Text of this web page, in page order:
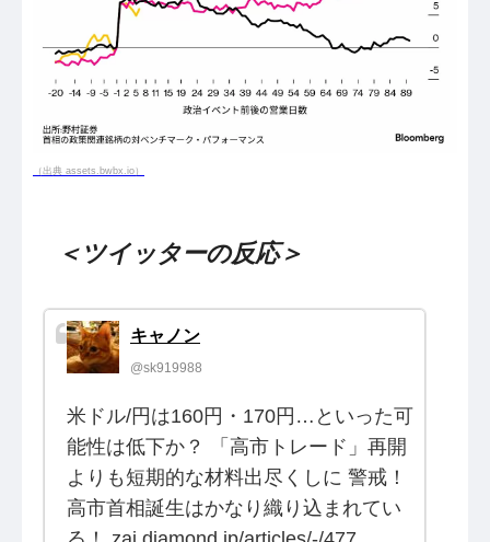
（出典 assets.bwbx.io）
＜ツイッターの反応＞
キャノン
@sk919988
米ドル/円は160円・170円…といった可
能性は低下か？ 「高市トレード」再開
よりも短期的な材料出尽くしに 警戒！
高市首相誕生はかなり織り込まれてい